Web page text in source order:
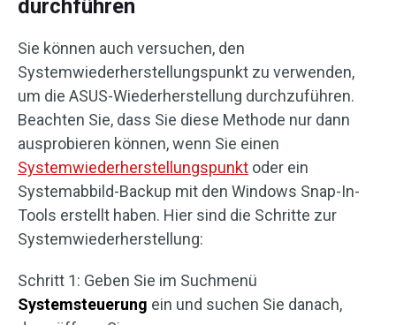
durchführen
Sie können auch versuchen, den
Systemwiederherstellungspunkt zu verwenden,
um die ASUS-Wiederherstellung durchzuführen.
Beachten Sie, dass Sie diese Methode nur dann
ausprobieren können, wenn Sie einen
Systemwiederherstellungspunkt oder ein
Systemabbild-Backup mit den Windows Snap-In-
Tools erstellt haben. Hier sind die Schritte zur
Systemwiederherstellung:
Schritt 1: Geben Sie im Suchmenü
Systemsteuerung ein und suchen Sie danach,